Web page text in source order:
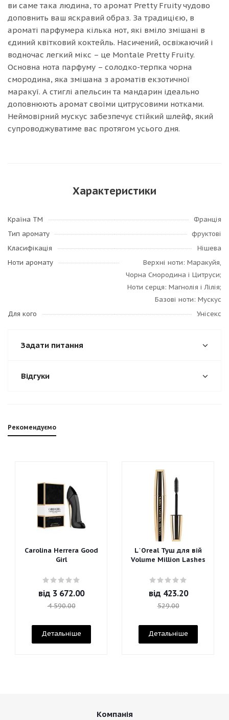
ви саме така людина, то аромат Pretty Fruity чудово
доповнить ваш яскравий образ. За традицією, в
ароматі парфумера кілька нот, які вміло змішані в
єдиний квітковий коктейль. Насичений, освіжаючий і
водночас легкий мікс – це Montale Pretty Fruity.
Основна нота парфуму – солодко-терпка чорна
смородина, яка змішана з ароматів екзотичної
маракуї. А стиглі апельсин та мандарин ідеально
доповнюють аромат своїми цитрусовими нотками.
Неймовірний мускус забезпечує стійкий шлейф, який
супроводжуватиме вас протягом усього дня.
Характеристики
Країна ТМ
Франція
Тип аромату
фруктові
Класифікація
Нішева
Ноти аромату
Верхні ноти: Маракуйя,
Чорна Смородина і Цитруси;
Ноти серця: Магнолія і Лілія;
Базові ноти: Мускус
Для кого
Унісекс
Задати питання
Відгуки
Рекомендуємо
Carolina Herrera Good
Girl
від 3 672.00
4 590.00
Детальніше
L`Oreal Туш для вій
Volume Million Lashes
від 423.20
529.00
Детальніше
Компанія